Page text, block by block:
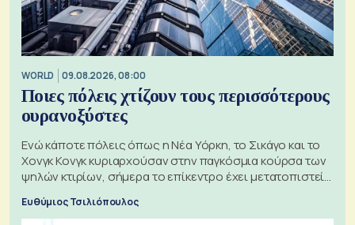
WORLD 09.08.2026, 08:00
Ποιες πόλεις χτίζουν τους περισσότερους
ουρανοξύστες
Ενώ κάποτε πόλεις όπως η Νέα Υόρκη, το Σικάγο και το
Χονγκ Κονγκ κυριαρχούσαν στην παγκόσμια κούρσα των
ψηλών κτιρίων, σήμερα το επίκεντρο έχει μετατοπιστεί
Ευθύμιος Τσιλιόπουλος